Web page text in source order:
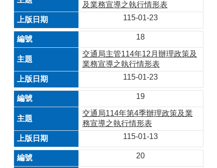
及業務宣導之執行情形表
115-01-23
18
交通局主管114年12月辦理政策及
業務宣導之執行情形表
115-01-23
19
交通局114年第4季辦理政策及業
務宣導之執行情形表
115-01-13
20